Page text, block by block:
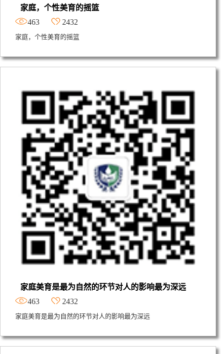
家庭，个性美育的摇篮
463
2432
家庭，个性美育的摇篮
家庭美育是最为自然的环节对人的影响最为深远
463
2432
家庭美育是最为自然的环节对人的影响最为深远